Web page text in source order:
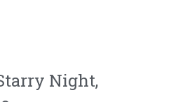
Night,